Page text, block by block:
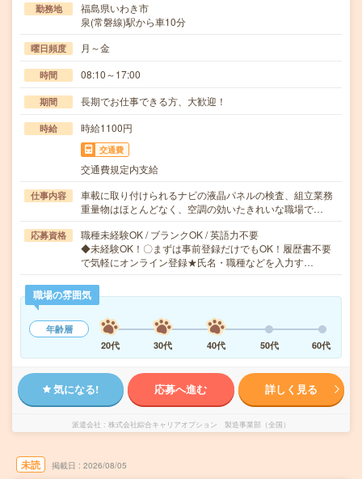
勤務地
福島県いわき市
泉(常磐線)駅から車10分
曜日頻度 月～金
時間 08:10～17:00
期間 長期でお仕事できる方、大歓迎！
時給 時給1100円
交通費
交通費規定内支給
仕事内容
車載に取り付けられるナビの液晶パネルの検査、組立業務
重量物はほとんどなく、空調の効いたきれいな職場で…
応募資格
職種未経験OK / ブランクOK / 英語力不要
◆未経験OK！〇まずは事前登録だけでもOK！履歴書不要
で気軽にオンライン登録★氏名・職種などを入力す…
職場の雰囲気
年齢層
20代
30代 40代 50代 60代
気になる! 応募へ進む 詳しく見る
派遣会社 株式会社綜合キャリアオプション 製造事業部（全国）
未読 掲載日 2026/08/05